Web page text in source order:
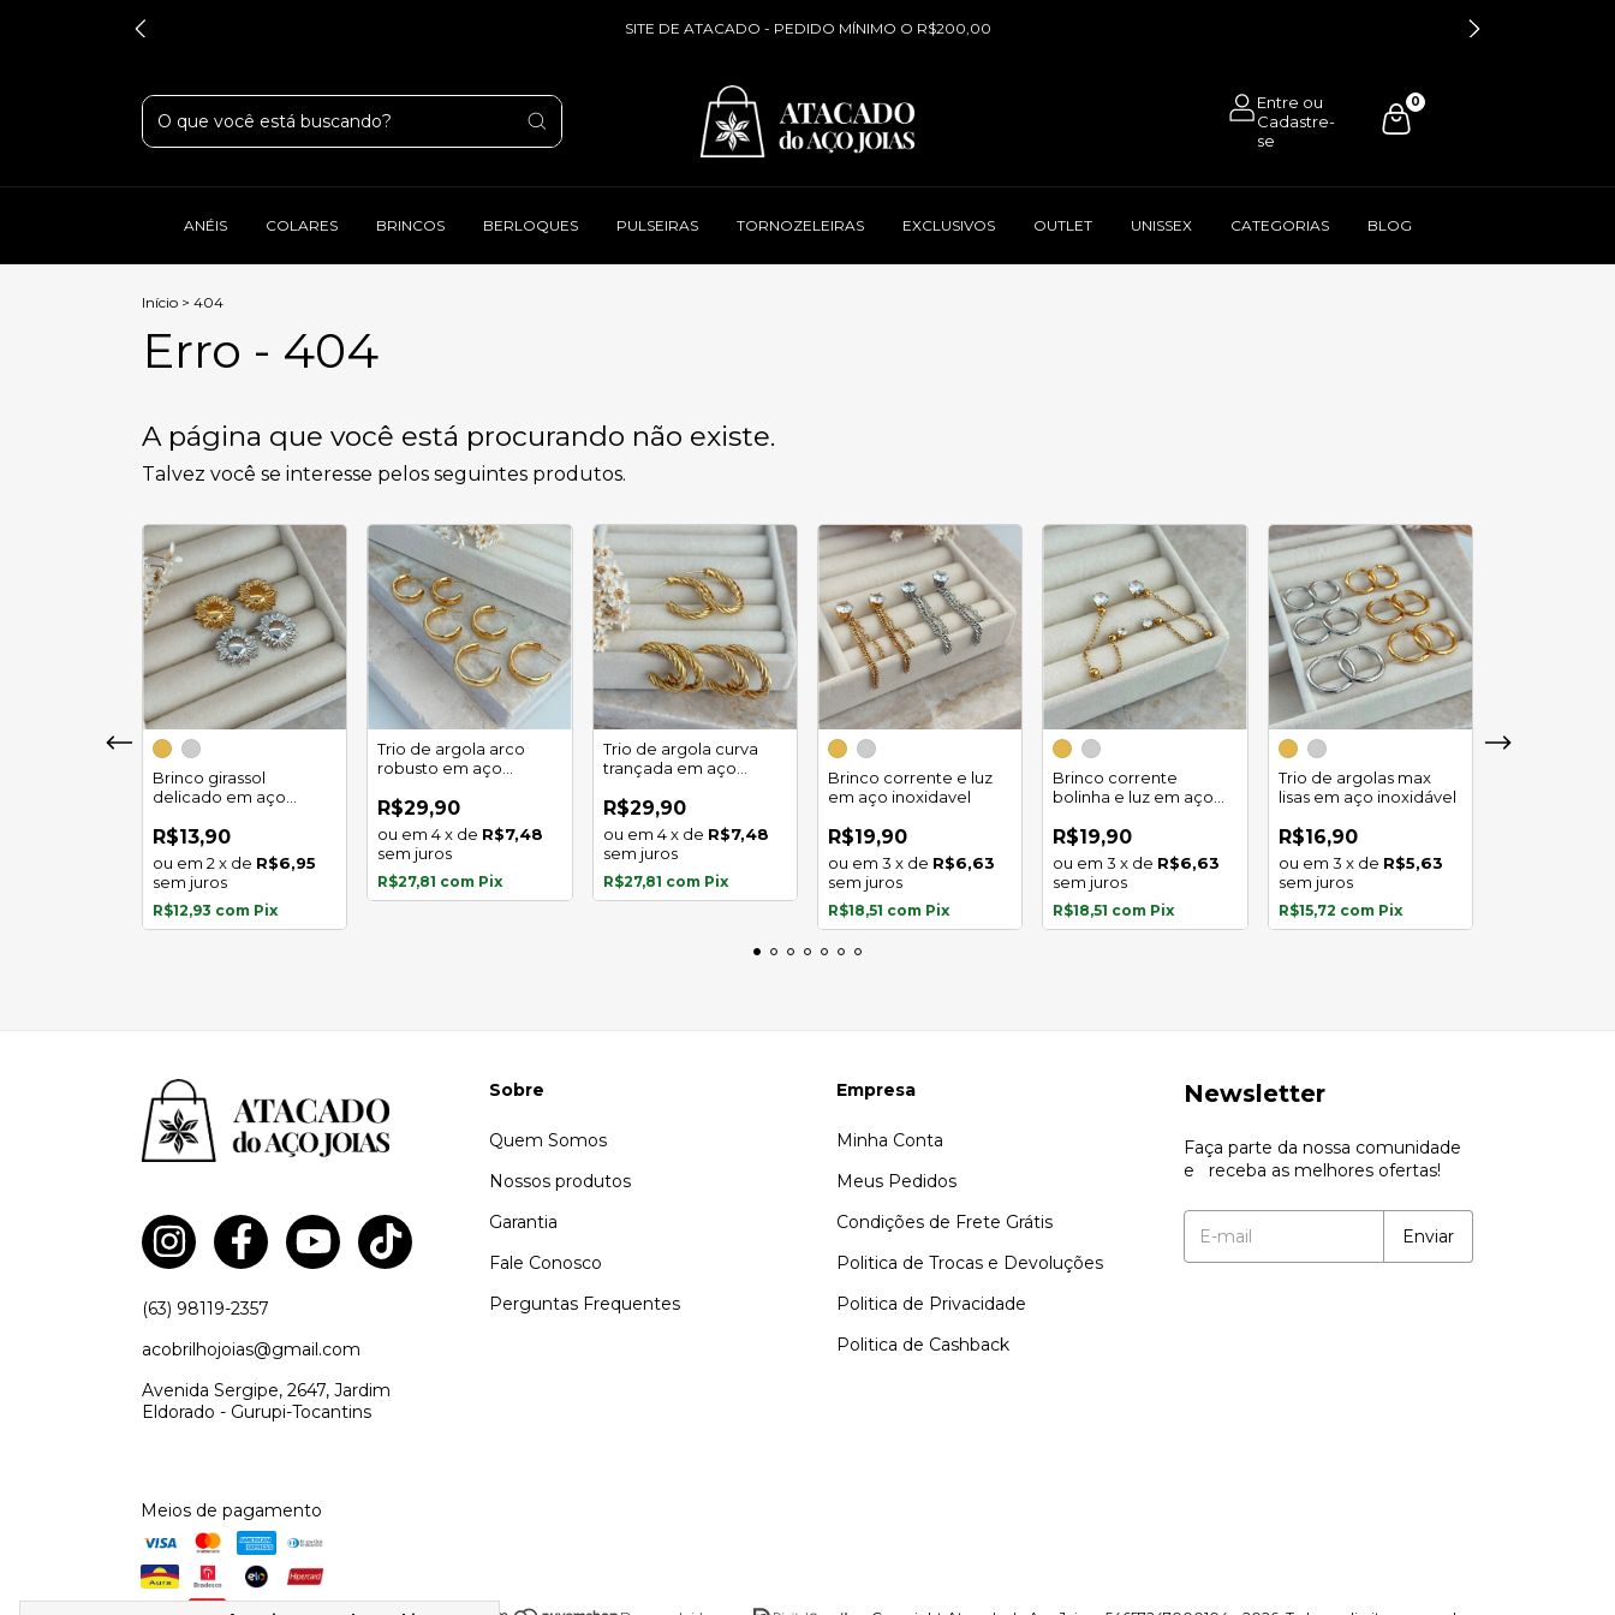
SITE DE ATACADO - PEDIDO MÍNIMO O R$200,00
0
ANÉIS COLARES BRINCOS BERLOQUES PULSEIRAS TORNOZELEIRAS EXCLUSIVOS OUTLET UNISSEX CATEGORIAS BLOG
Início > 404
Erro - 404
A página que você está procurando não existe.
Talvez você se interesse pelos seguintes produtos.
Brinco girassol
delicado em aço
R$13,90
2 x de R$6,95
sem juros
R$12,93 com Pix
Trio de argola arco
robusto em aço
R$29,90
4 x de R$7,48
sem juros
R$27,81 com Pix
Trio de argola curva
trançada em aço
R$29,90
4 x de R$7,48
sem juros
R$27,81 com Pix
Brinco corrente e luz
em aço inoxidavel
R$19,90
3 x de R$6,63
sem juros
R$18,51 com Pix
Brinco corrente
bolinha e luz em aço
R$19,90
3 x de R$6,63
sem juros
R$18,51 com Pix
Trio de argolas max
lisas em aço inoxidável
R$16,90
3 x de R$5,63
sem juros
R$15,72 com Pix
Trio de argola
(63) 98119-2357
acobrilhojoias@gmail.com
Avenida Sergipe, 2647, Jardim
Eldorado - Gurupi-Tocantins
Sobre
Quem Somos
Nossos produtos
Garantia
Fale Conosco
Perguntas Frequentes
Empresa
Minha Conta
Meus Pedidos
Condições de Frete Grátis
Politica de Trocas e Devoluções
Politica de Privacidade
Politica de Cashback
Newsletter
Faça parte da nossa comunidade
e receba as melhores ofertas!
Meios de pagamento